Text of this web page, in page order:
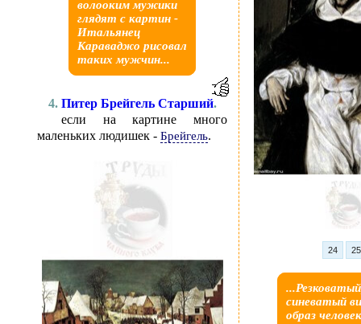
волооким мужики
глядят с картин -
Итальянец
Караваджо рисовал
таких мужчин...
4. Питер Брейгель Старший.
если на картине много
маленьких людишек - Брейгель.
24 25
синеватый
образ